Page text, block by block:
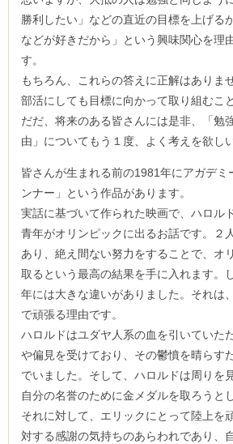
勝利したい」などの直近の目標を上げる
などが好きだから」という興味関心を理
す。
もちろん、これらの答えに正解はありま
部活にしても目標に向かって取り組むこ
だだ、将来のある皆さんには是非、「勉
由」についてもう１度、よく考えを欲し
皆さんが生まれる前の1981年にアガデミ
ンナー」という作品があります。
実話に基づいて作られた映画で、ハロル
青年がオリンピックに出るお話です。２
あり、絶え間ない努力をすることで、オ
取るという最高の結果を手に入れます。
年には大きな違いがありました。それは
で頑張る理由です。
ハロルドはユダヤ人系の血を引いていた
や偏見を受けており、その鬱憤を晴らす
でいました。そして、ハロルドは周りを
自分の名誉のために金メダルを取ろうと
それに対して、エリックにとって陸上を
対する感謝の気持ちのあらわれであり、